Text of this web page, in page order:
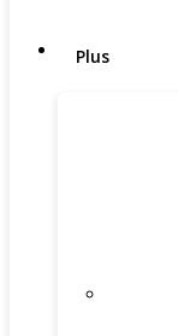
Plus